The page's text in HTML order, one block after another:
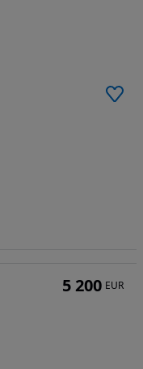
5 200 EUR